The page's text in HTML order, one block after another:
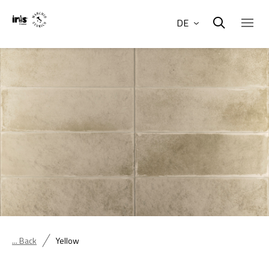
DE
... Back Yellow